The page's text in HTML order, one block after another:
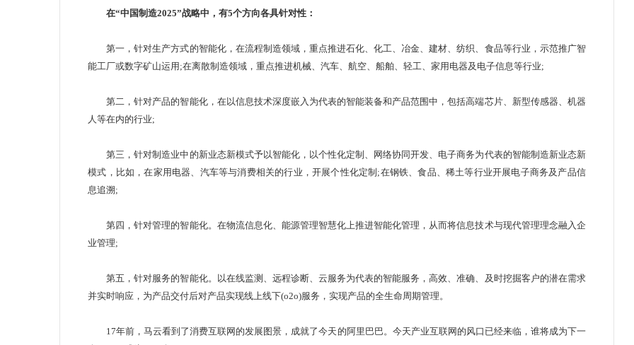
在“中国制造2025”战略中，有5个方向各具针对性：
第一，针对生产方式的智能化，在流程制造领域，重点推进石化、化工、冶金、建材、纺织、食品等行业，示范推广智
能工厂或数字矿山运用;在离散制造领域，重点推进机械、汽车、航空、船舶、轻工、家用电器及电子信息等行业;
第二，针对产品的智能化，在以信息技术深度嵌入为代表的智能装备和产品范围中，包括高端芯片、新型传感器、机器
人等在内的行业;
第三，针对制造业中的新业态新模式予以智能化，以个性化定制、网络协同开发、电子商务为代表的智能制造新业态新
模式，比如，在家用电器、汽车等与消费相关的行业，开展个性化定制;在钢铁、食品、稀土等行业开展电子商务及产品信
息追溯;
第四，针对管理的智能化。在物流信息化、能源管理智慧化上推进智能化管理，从而将信息技术与现代管理理念融入企
业管理;
第五，针对服务的智能化。以在线监测、远程诊断、云服务为代表的智能服务，高效、准确、及时挖掘客户的潜在需求
并实时响应，为产品交付后对产品实现线上线下(o2o)服务，实现产品的全生命周期管理。
17年前，马云看到了消费互联网的发展图景，成就了今天的阿里巴巴。今天产业互联网的风口已经来临，谁将成为下一